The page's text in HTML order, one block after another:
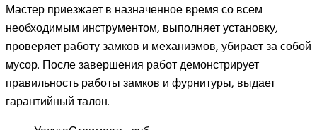
Мастер приезжает в назначенное время со всем
необходимым инструментом, выполняет установку,
проверяет работу замков и механизмов, убирает за собой
мусор. После завершения работ демонстрирует
правильность работы замков и фурнитуры, выдает
гарантийный талон.